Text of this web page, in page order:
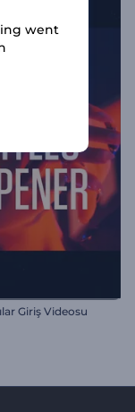
Giriş Videosu
went